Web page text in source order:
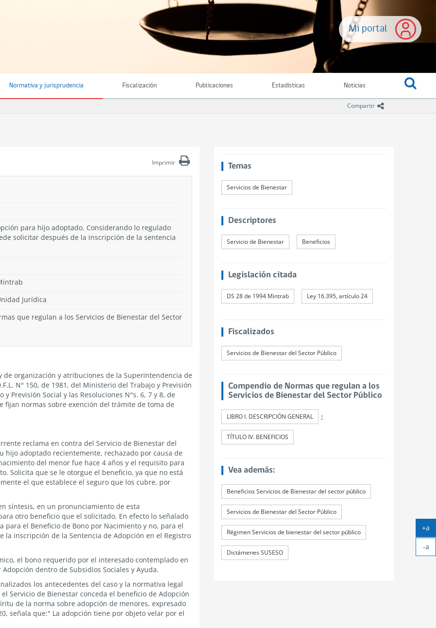
Mi portal
Normativa y jurisprudencia Fiscalización Publicaciones Estadísticas Noticias
Compartir icono compartir
Imprimir
para hijo adoptado. Considerando lo regulado
solicitar después de la inscripción de la sentencia
Jurídica
que regulan a los Servicios de Bienestar del Sector
de organización y atribuciones de la Superintendencia de
N° 150, de 1981, del Ministerio del Trabajo y Previsión
Previsión Social y las Resoluciones N°s. 6, 7 y 8, de
fijan normas sobre exención del trámite de toma de
reclama en contra del Servicio de Bienestar del
adoptado recientemente, rechazado por causa de
del menor fue hace 4 años y el requisito para
Solicita que se le otorgue el beneficio, ya que no está
el que establece el seguro que los cubre, por
síntesis, en un pronunciamiento de esta
otro beneficio que el solicitado. En efecto lo señalado
el Beneficio de Bono por Nacimiento y no, para el
la inscripción de la Sentencia de Adopción en el Registro
el bono requerido por el interesado contemplado en
dentro de Subsidios Sociales y Ayuda.
los antecedentes del caso y la normativa legal
Servicio de Bienestar conceda el beneficio de Adopción
de la norma sobre adopción de menores, expresado
señala que:" La adopción tiene por objeto velar por el
Temas
Servicios de Bienestar
Descriptores
Servicio de Bienestar Beneficios
Legislación citada
DS 28 de 1994 Mintrab Ley 16.395, artículo 24
Fiscalizados
Servicios de Bienestar del Sector Público
Compendio de Normas que regulan a los
Servicios de Bienestar del Sector Público
LIBRO I. DESCRIPCIÓN GENERAL :
TÍTULO IV. BENEFICIOS
Vea además:
Beneficios Servicios de Bienestar del sector público
Servicios de Bienestar del Sector Público
Régimen Servicios de bienestar del sector público
Dictámenes SUSESO
+a
-a